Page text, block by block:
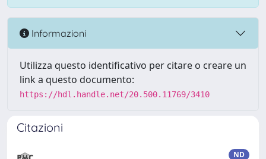
Informazioni
Utilizza questo identificativo per citare o creare un
link a questo documento:
https://hdl.handle.net/20.500.11769/3410
Citazioni
ND